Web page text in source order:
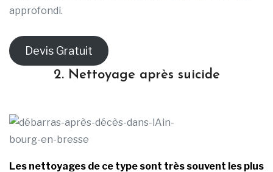
approfondi.
Devis Gratuit
2. Nettoyage après suicide
Les nettoyages de ce type sont très souvent les plus